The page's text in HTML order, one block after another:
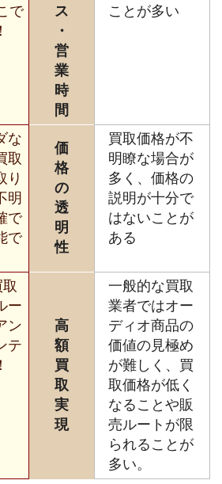
で
ス
・
営
業
時
間
ことが多い
な
取
り
明
で
で
価
格
の
透
明
性
買取価格が不
明瞭な場合が
多く、価格の
説明が十分で
はないことが
ある
ー
ン
テ
高
額
買
取
実
現
一般的な買取
業者ではオー
ディオ商品の
価値の見極め
が難しく、買
取価格が低く
なることや販
売ルートが限
られることが
多い。